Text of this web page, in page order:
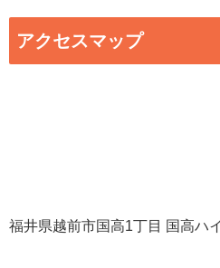
アクセスマップ
福井県越前市国高1丁目 国高ハ